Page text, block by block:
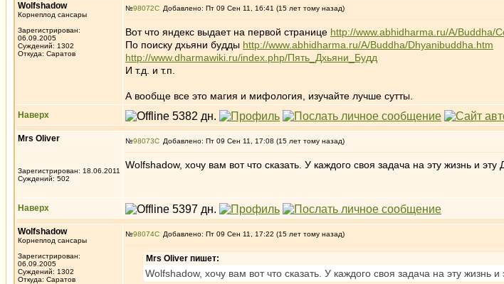
Wolfshadow
Корнеплод сансары
Зарегистрирован:
06.09.2005
Суждений: 1302
Откуда: Саратов
№98072 Добавлено: Пт 09 Сен 11, 16:41 (15 лет тому назад)
Вот что яндекс выдает на первой странице http://www.abhidharma.ru/A/Buddha/
По поиску дхьяни будды http://www.abhidharma.ru/A/Buddha/Dhyanibuddha.htm
http://www.dharmawiki.ru/index.php/Пять_Дхьяни_Будд
И т.д. и т.п.
А вообще все это магия и мифология, изучайте лучше сутты.
Наверх
Mrs Oliver
Зарегистрирован: 18.06.2011
Суждений: 502
№98073 Добавлено: Пт 09 Сен 11, 17:08 (15 лет тому назад)
Wolfshadow, хочу вам вот что сказать. У каждого своя задача на эту жизнь и
Наверх
Wolfshadow
Корнеплод сансары
Зарегистрирован:
06.09.2005
Суждений: 1302
Откуда: Саратов
№98074 Добавлено: Пт 09 Сен 11, 17:22 (15 лет тому назад)
Mrs Oliver пишет:
Wolfshadow, хочу вам вот что сказать. У каждого своя задача на эту